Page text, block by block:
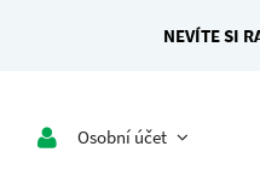
NEVÍTE SI
Osobní účet